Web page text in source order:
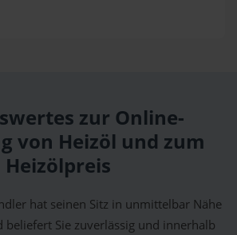
zur Online-
von Heizöl und zum
Heizölpreis
hat seinen Sitz in unmittelbar Nähe
beliefert Sie zuverlässig und innerhalb